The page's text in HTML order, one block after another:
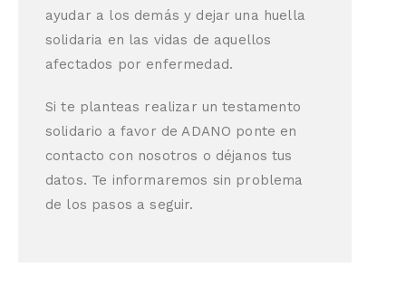
ayudar a los demás y dejar una huella
solidaria en las vidas de aquellos
afectados por enfermedad.
Si te planteas realizar un testamento
solidario a favor de ADANO ponte en
contacto con nosotros o déjanos tus
datos. Te informaremos sin problema
de los pasos a seguir.